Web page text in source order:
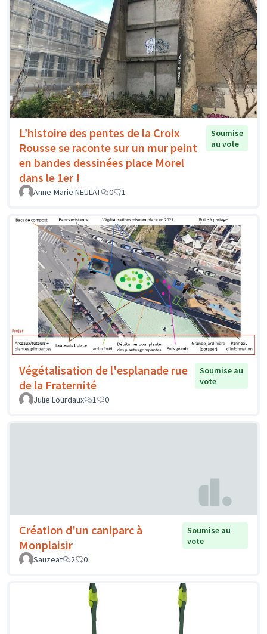
L’histoire des pentes de la Croix
Rousse se raconte sur un mur peint
en bandes dessinées place Morel
dans le 1er !
Soumise
au vote
Anne-Marie NEULAT 0 1
Végétalisation de l'esplanade rue
de la Fraternité
Soumise au
vote
Julie Lourdaux
1 0
Création d'un caniparc à
Monplaisir
Soumise au
vote
Sauzeat
2 0